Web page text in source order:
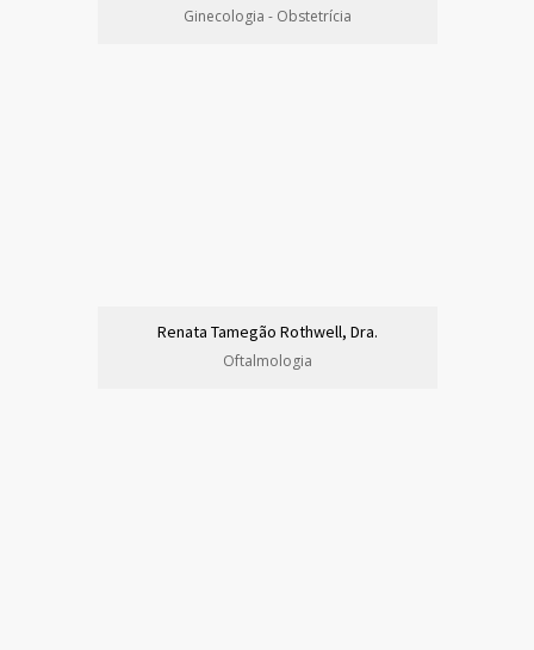
Ginecologia - Obstetrícia
Renata Tamegão Rothwell, Dra.
Oftalmologia